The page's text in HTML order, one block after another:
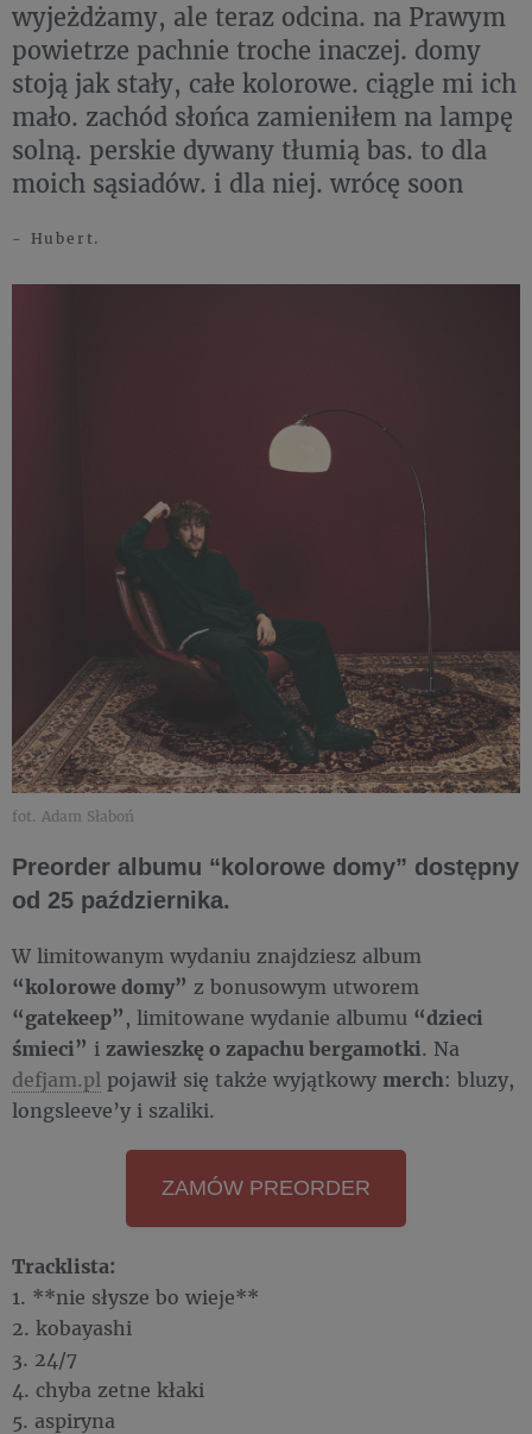
wyjeżdżamy, ale teraz odcina. na Prawym
powietrze pachnie troche inaczej. domy
stoją jak stały, całe kolorowe. ciągle mi ich
mało. zachód słońca zamieniłem na lampę
solną. perskie dywany tłumią bas. to dla
moich sąsiadów. i dla niej. wrócę soon
- Hubert.
fot. Adam Słaboń
Preorder albumu “kolorowe domy” dostępny
od 25 października.
W limitowanym wydaniu znajdziesz album
“kolorowe domy” z bonusowym utworem
“gatekeep”, limitowane wydanie albumu “dzieci
śmieci” i zawieszkę o zapachu bergamotki. Na
defjam.pl pojawił się także wyjątkowy merch: bluzy,
longsleeve’y i szaliki.
ZAMÓW PREORDER
Tracklista:
1. **nie słysze bo wieje**
2. kobayashi
3. 24/7
4. chyba zetne kłaki
5. aspiryna